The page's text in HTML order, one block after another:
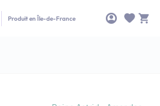
Produit en Île-de-France